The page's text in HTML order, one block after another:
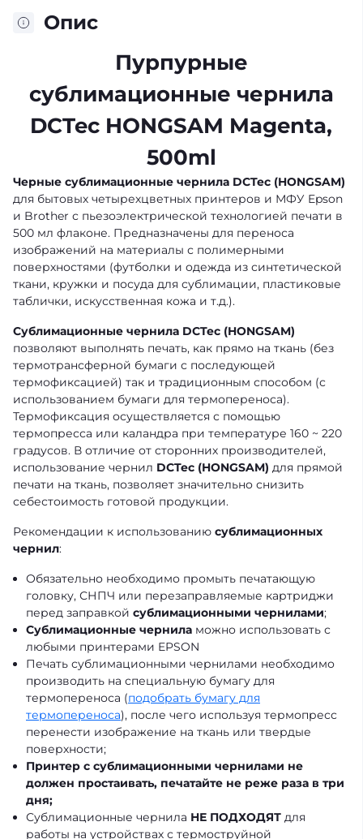
Опис
Пурпурные
сублимационные чернила
DCTec HONGSAM Magenta,
500ml
Черные сублимационные чернила DCTec (HONGSAM)
для бытовых четырехцветных принтеров и МФУ Epson
и Brother с пьезоэлектрической технологией печати в
500 мл флаконе. Предназначены для переноса
изображений на материалы с полимерными
поверхностями (футболки и одежда из синтетической
ткани, кружки и посуда для сублимации, пластиковые
таблички, искусственная кожа и т.д.).
Сублимационные чернила DCTec (HONGSAM)
позволяют выполнять печать, как прямо на ткань (без
термотрансферной бумаги с последующей
термофиксацией) так и традиционным способом (с
использованием бумаги для термопереноса).
Термофиксация осуществляется с помощью
термопресса или каландра при температуре 160 ~ 220
градусов. В отличие от сторонних производителей,
использование чернил DCTec (HONGSAM) для прямой
печати на ткань, позволяет значительно снизить
себестоимость готовой продукции.
Рекомендации к использованию сублимационных
чернил:
Обязательно необходимо промыть печатающую
головку, СНПЧ или перезаправляемые картриджи
перед заправкой сублимационными чернилами;
Сублимационные чернила можно использовать с
любыми принтерами EPSON
Печать сублимационными чернилами необходимо
производить на специальную бумагу для
термопереноса (подобрать бумагу для
термопереноса), после чего используя термопресс
перенести изображение на ткань или твердые
поверхности;
Принтер с сублимационными чернилами не
должен простаивать, печатайте не реже раза в три
дня;
Сублимационные чернила НЕ ПОДХОДЯТ для
работы на устройствах с термоструйной